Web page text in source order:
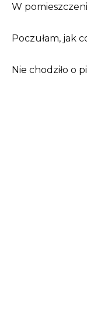
W
Poczułam, jak
Nie chodziło o